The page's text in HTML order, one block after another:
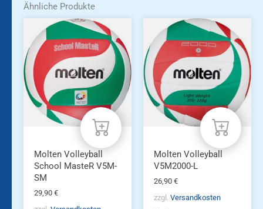
Ähnliche Produkte
Molten Volleyball
School MasteR V5M-
SM
29,90 €
Molten Volleyball
V5M2000-L
26,90 €
zzgl. Versandkosten